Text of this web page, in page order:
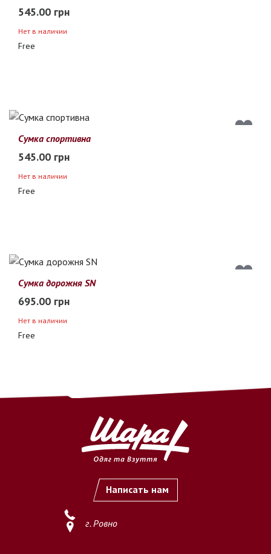
545.00 грн
Нет в наличии
Free
Сумка спортивна
545.00 грн
Нет в наличии
Free
Сумка дорожня SN
695.00 грн
Нет в наличии
Free
Написать нам
г. Ровно